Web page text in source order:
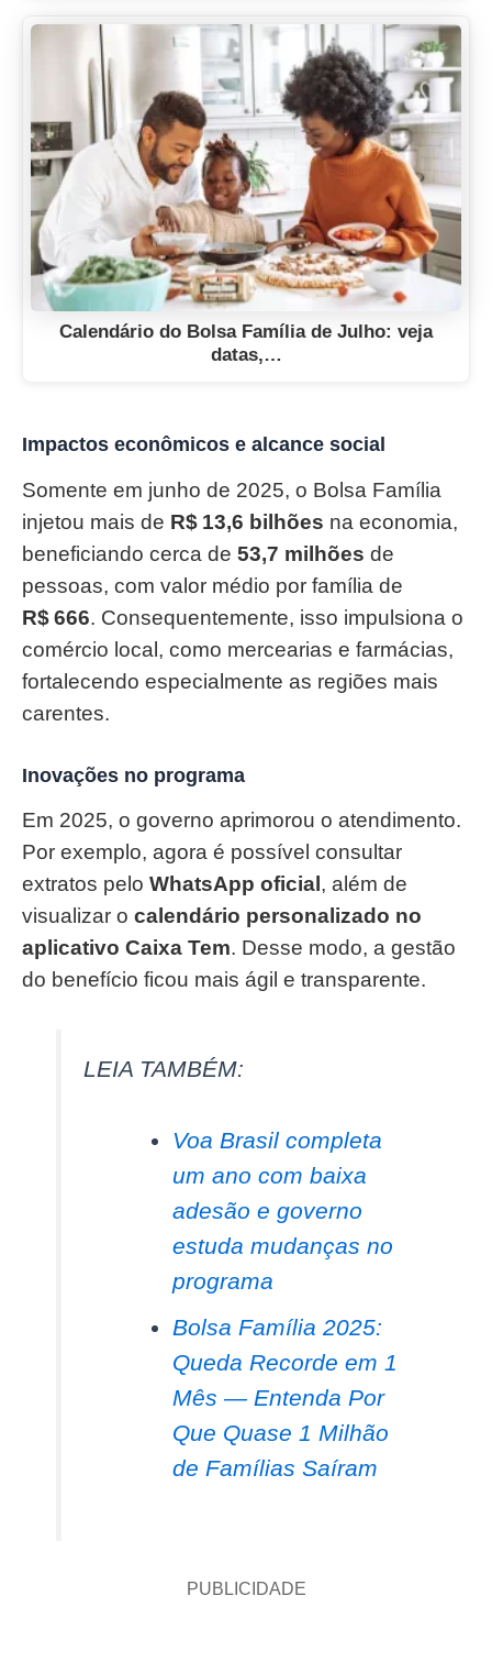
Calendário do Bolsa Família de Julho: veja
datas,…
Impactos econômicos e alcance social
Somente em junho de 2025, o Bolsa Família
injetou mais de R$ 13,6 bilhões na economia,
beneficiando cerca de 53,7 milhões de
pessoas, com valor médio por família de
R$ 666. Consequentemente, isso impulsiona o
comércio local, como mercearias e farmácias,
fortalecendo especialmente as regiões mais
carentes.
Inovações no programa
Em 2025, o governo aprimorou o atendimento.
Por exemplo, agora é possível consultar
extratos pelo WhatsApp oficial , além de
visualizar o calendário personalizado no
aplicativo Caixa Tem. Desse modo, a gestão
do benefício ficou mais ágil e transparente.
LEIA TAMBÉM:
Voa Brasil completa
um ano com baixa
adesão e governo
estuda mudanças no
programa
Bolsa Família 2025:
Queda Recorde em 1
Mês — Entenda Por
Que Quase 1 Milhão
de Famílias Saíram
PUBLICIDADE